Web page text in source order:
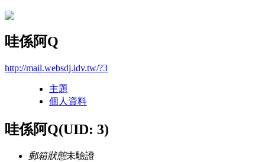
哇係阿Q
http://mail.websdj.idv.tw/?3
主題
個人資料
哇係阿Q(UID: 3)
郵箱狀態未驗證